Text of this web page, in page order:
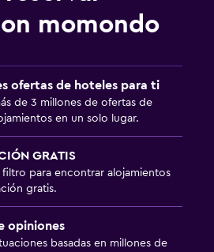
momondo
ofertas de hoteles para ti
de 3 millones de ofertas de
en un solo lugar.
GRATIS
filtro para encontrar alojamientos
gratis.
opiniones
basadas en millones de